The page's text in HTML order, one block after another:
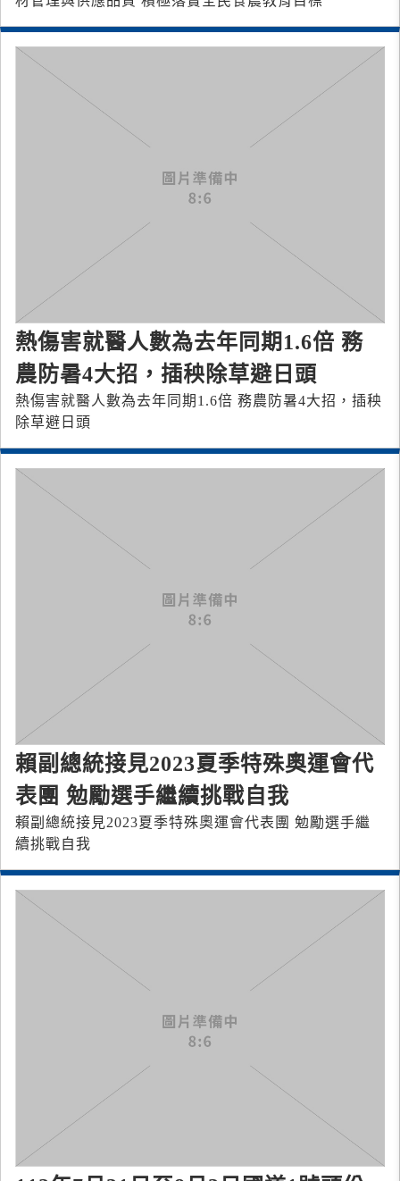
熱傷害就醫人數為去年同期1.6倍 務
農防暑4大招，插秧除草避日頭
熱傷害就醫人數為去年同期1.6倍 務農防暑4大招，插秧
除草避日頭
賴副總統接見2023夏季特殊奧運會代
表團 勉勵選手繼續挑戰自我
賴副總統接見2023夏季特殊奧運會代表團 勉勵選手繼
續挑戰自我